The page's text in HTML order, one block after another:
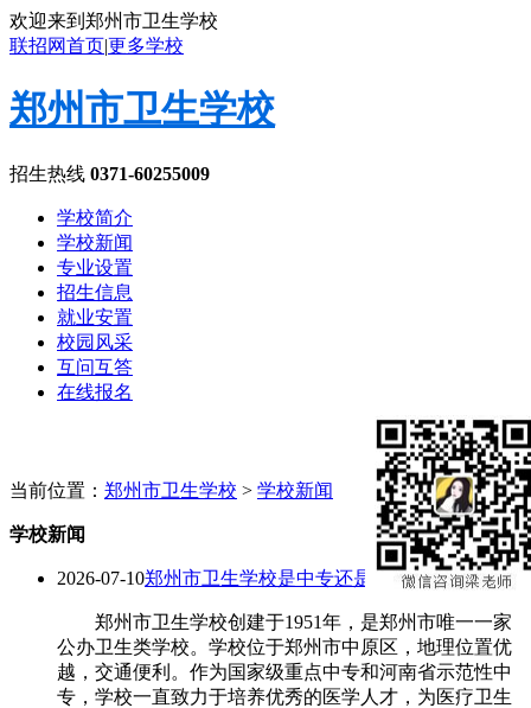
欢迎来到郑州市卫生学校
联招网首页|更多学校
郑州市卫生学校
招生热线 0371-60255009
学校简介
学校新闻
专业设置
招生信息
就业安置
校园风采
互问互答
在线报名
当前位置： 郑州市卫生学校 > 学校新闻
学校新闻
2026-07-10郑州市卫生学校是中专还是大专？
郑州市卫生学校创建于1951年，是郑州市唯一一家
公办卫生类学校。学校位于郑州市中原区，地理位置优
越，交通便利。作为国家级重点中专和河南省示范性中
专，学校一直致力于培养优秀的医学人才，为医疗卫生